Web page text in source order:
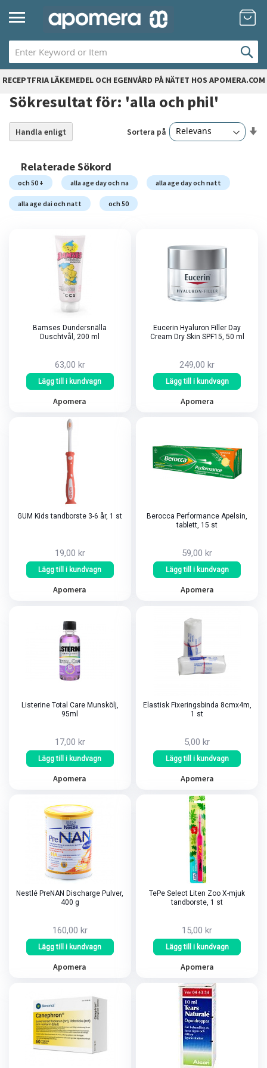
Hoppa
till
RECEPTFRIA LÄKEMEDEL OCH EGENVÅRD PÅ NÄTET HOS APOMERA.COM
Sökresultat för: 'alla och phil'
21artiklar
Sortera på
Relaterade Sökord
och 50 + alla age day och na alla age day och natt
alla age dai och natt och 50
Bamses Dundersnälla
Duschtvål, 200 ml
63,00 kr
Lägg till i kundvagn
Apomera
Eucerin Hyaluron Filler Day
Cream Dry Skin SPF15, 50 ml
249,00 kr
Lägg till i kundvagn
Apomera
GUM Kids tandborste 3-6 år, 1 st
19,00 kr
Lägg till i kundvagn
Apomera
Berocca Performance Apelsin,
tablett, 15 st
59,00 kr
Lägg till i kundvagn
Apomera
Listerine Total Care Munskölj,
95ml
17,00 kr
Lägg till i kundvagn
Apomera
Elastisk Fixeringsbinda 8cmx4m,
1 st
5,00 kr
Lägg till i kundvagn
Apomera
Nestlé PreNAN Discharge Pulver,
400 g
160,00 kr
Lägg till i kundvagn
Apomera
TePe Select Liten Zoo X-mjuk
tandborste, 1 st
15,00 kr
Lägg till i kundvagn
Apomera
Handla enligt